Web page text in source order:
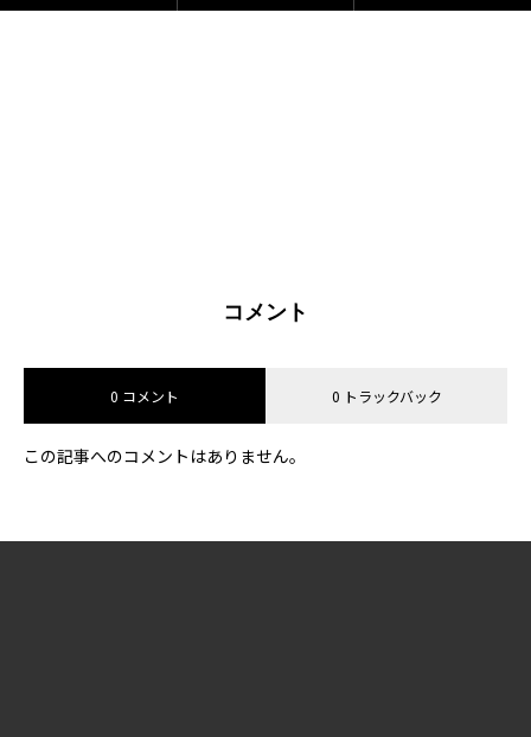
コメント
0 コメント 0 トラックバック
この記事へのコメントはありません。